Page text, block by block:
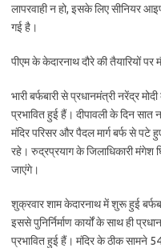
लापरवाही न हो, इसके लिए सीनियर
गई है।
पीएम के केदारनाथ दौरे की तैयारियों
भारी बर्फबारी से प्रधानमंत्री नरेंद्र
प्रभावित हुई हैं। दीपावली के दिन
मंदिर परिसर और पैदल मार्ग बर्फ से पटे
रहे। रुद्रप्रयाग के जिलाधिकारी मंगेश
जाएंगे।
शुक्रवार शाम केदारनाथ में शुरू हुई
इससे पुनिर्निर्माण कार्यों के साथ ही
प्रभावित हुई हैं। मंदिर के ठीक सामने